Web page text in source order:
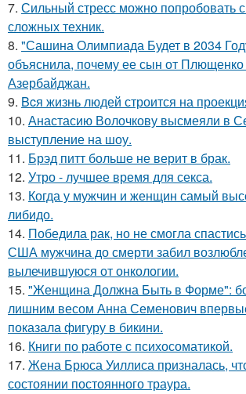
7. Сильный стресс можно попробовать
сложных техник.
8. "Сашина Олимпиада Будет в 2034
объяснила, почему ее сын от Плющенко
Азербайджан.
9. Bcя жизнь людей строится на
10. Анастасию Волочкову высмеяли в
выступление на шоу.
11. Брэд питт больше не верит в брак.
12. Утро - лучшее время для секса.
13. Когда у мужчин и женщин самый
либидо.
14. Победила рак, но не смогла
США мужчина до смерти забил
вылечившуюся от онкологии.
15. "Женщина Должна Быть в Форме":
лишним весом Анна Семенович
показала фигуру в бикини.
16. Книги по работе с психосоматикой.
17. Жена Брюса Уиллиса призналась,
состоянии постоянного траура.